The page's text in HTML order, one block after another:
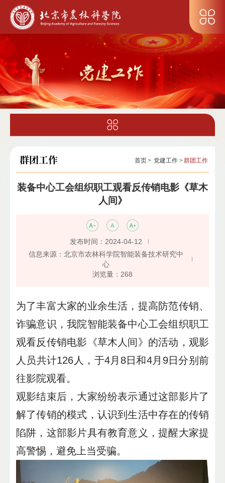
首页> 党建工作 >群团工作
群团工作
装备中心工会组织职工观看反传销电影《草木
人间》
发布时间：2024-04-12
信息来源：北京市农林科学院智能装备技术研究中
心
浏览量： 268
为了丰富大家的业余生活，提高防范传销、
诈骗意识，我院智能装备中心工会组织职工
观看反传销电影《草木人间》的活动，观影
人员共计126人，于4月8日和4月9日分别前
往影院观看。
观影结束后，大家纷纷表示通过这部影片了
解了传销的模式，认识到生活中存在的传销
陷阱，这部影片具有教育意义，提醒大家提
高警惕，避免上当受骗。